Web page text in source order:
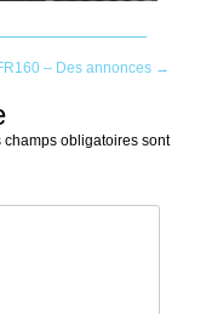
– Des annonces →
champs obligatoires sont